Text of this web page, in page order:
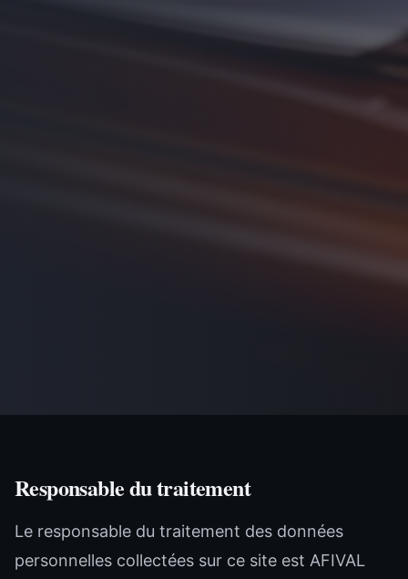
Responsable du traitement
Le responsable du traitement des données
personnelles collectées sur ce site est AFIVAL